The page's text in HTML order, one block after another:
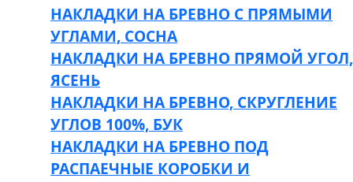
НАКЛАДКИ НА БРЕВНО С ПРЯМЫМИ
УГЛАМИ, СОСНА
НАКЛАДКИ НА БРЕВНО ПРЯМОЙ УГОЛ,
ЯСЕНЬ
НАКЛАДКИ НА БРЕВНО, СКРУГЛЕНИЕ
УГЛОВ 100%, БУК
НАКЛАДКИ НА БРЕВНО ПОД
РАСПАЕЧНЫЕ КОРОБКИ И